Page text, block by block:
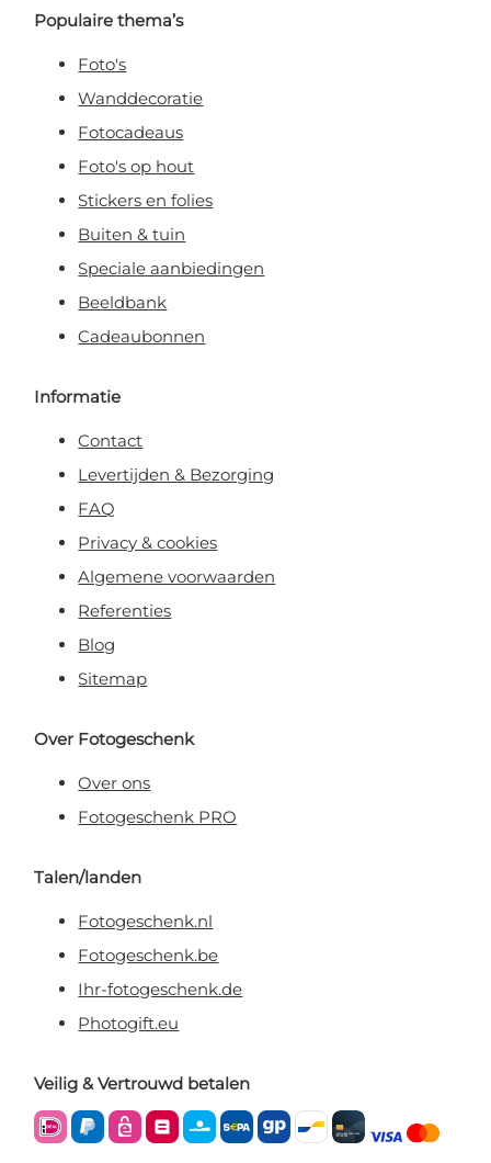
Populaire thema’s
Foto's
Wanddecoratie
Fotocadeaus
Foto's op hout
Stickers en folies
Buiten & tuin
Speciale aanbiedingen
Beeldbank
Cadeaubonnen
Informatie
Contact
Levertijden & Bezorging
FAQ
Privacy & cookies
Algemene voorwaarden
Referenties
Blog
Sitemap
Over Fotogeschenk
Over ons
Fotogeschenk PRO
Talen/landen
Fotogeschenk.nl
Fotogeschenk.be
Ihr-fotogeschenk.de
Photogift.eu
Veilig & Vertrouwd betalen